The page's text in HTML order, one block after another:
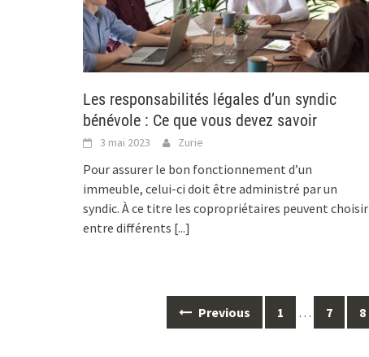
Les responsabilités légales d’un syndic
bénévole : Ce que vous devez savoir
3 mai 2023 Zurie
Pour assurer le bon fonctionnement d’un
immeuble, celui-ci doit être administré par un
syndic. À ce titre les copropriétaires peuvent choisir
entre différents [...]
Previous 1 … 7 8